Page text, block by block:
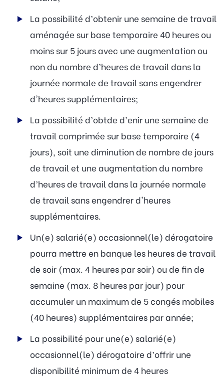
La possibilité d’obtenir une semaine de travail
aménagée sur base temporaire 40 heures ou
moins sur 5 jours avec une augmentation ou
non du nombre d’heures de travail dans la
journée normale de travail sans engendrer
d'heures supplémentaires;
La possibilité d’obtde d’enir une semaine de
travail comprimée sur base temporaire (4
jours), soit une diminution de nombre de jours
de travail et une augmentation du nombre
d’heures de travail dans la journée normale
de travail sans engendrer d'heures
supplémentaires.
Un(e) salarié(e) occasionnel(le) dérogatoire
pourra mettre en banque les heures de travail
de soir (max. 4 heures par soir) ou de fin de
semaine (max. 8 heures par jour) pour
accumuler un maximum de 5 congés mobiles
(40 heures) supplémentaires par année;
La possibilité pour une(e) salarié(e)
occasionnel(le) dérogatoire d’offrir une
disponibilité minimum de 4 heures